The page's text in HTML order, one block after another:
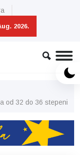
2026.
od 32 do 36 stepeni